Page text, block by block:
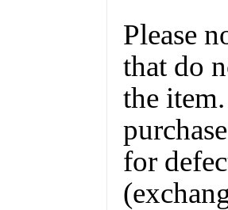
Please
that do
the
for